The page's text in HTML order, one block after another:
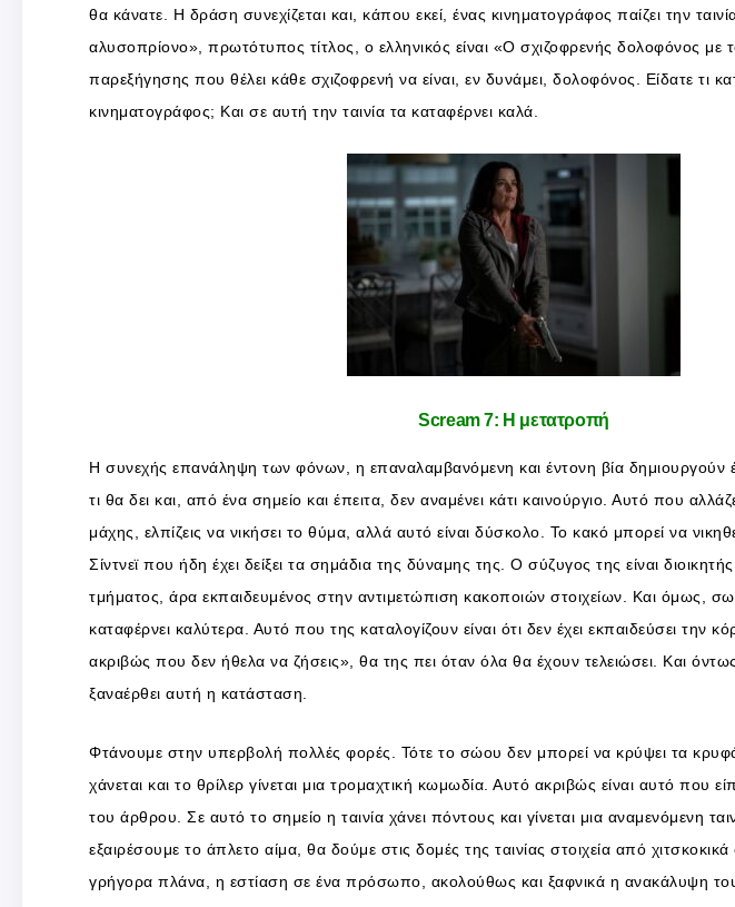
θα κάνατε. Η δράση συνεχίζεται και, κάπου εκεί, ένας κινηματογράφος παίζει την
αλυσοπρίονο», πρωτότυπος τίτλος, ο ελληνικός είναι «Ο σχιζοφρενής δολοφόνος με
παρεξήγησης που θέλει κάθε σχιζοφρενή να είναι, εν δυνάμει, δολοφόνος. Είδατε τι
κινηματογράφος; Και σε αυτή την ταινία τα καταφέρνει καλά.
Scream 7: Η μετατροπή
Η συνεχής επανάληψη των φόνων, η επαναλαμβανόμενη και έντονη βία δημιουργούν
τι θα δει και, από ένα σημείο και έπειτα, δεν αναμένει κάτι καινούργιο. Αυτό που
μάχης, ελπίζεις να νικήσει το θύμα, αλλά αυτό είναι δύσκολο. Το κακό μπορεί να
Σίντνεϊ που ήδη έχει δείξει τα σημάδια της δύναμης της. Ο σύζυγος της είναι
τμήματος, άρα εκπαιδευμένος στην αντιμετώπιση κακοποιών στοιχείων. Και όμως,
καταφέρνει καλύτερα. Αυτό που της καταλογίζουν είναι ότι δεν έχει εκπαιδεύσει την
ακριβώς που δεν ήθελα να ζήσεις», θα της πει όταν όλα θα έχουν τελειώσει. Και
ξαναέρθει αυτή η κατάσταση.
Φτάνουμε στην υπερβολή πολλές φορές. Τότε το σώου δεν μπορεί να κρύψει τα
χάνεται και το θρίλερ γίνεται μια τρομαχτική κωμωδία. Αυτό ακριβώς είναι αυτό που
του άρθρου. Σε αυτό το σημείο η ταινία χάνει πόντους και γίνεται μια αναμενόμενη
εξαιρέσουμε το άπλετο αίμα, θα δούμε στις δομές της ταινίας στοιχεία από
γρήγορα πλάνα, η εστίαση σε ένα πρόσωπο, ακολούθως και ξαφνικά η ανακάλυψη